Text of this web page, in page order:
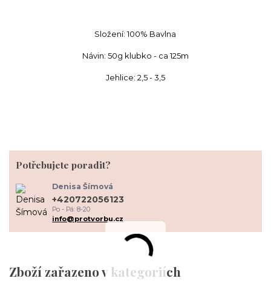
Složení: 100% Bavlna
Návin: 50g klubko - ca 125m
Jehlice: 2,5 - 3,5
Zboží zařazeno v kategoriích
Potřebujete poradit?
Denisa Šímová
+420722056123
Po - Pá: 8-20
info@protvorbu.cz